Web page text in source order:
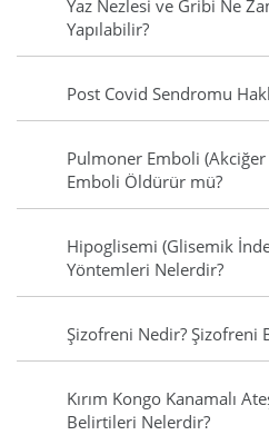
Yaz Nezlesi ve Gribi Ne
Yapılabilir?
Post Covid Sendromu
Pulmoner Emboli (Akciğer
Emboli Öldürür mü?
Hipoglisemi (Glisemik
Yöntemleri Nelerdir?
Şizofreni Nedir? Şizofreni
Kırım Kongo Kanamalı
Belirtileri Nelerdir?